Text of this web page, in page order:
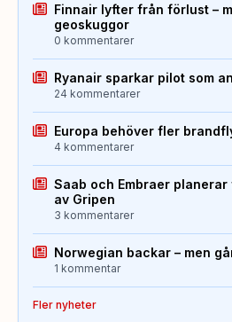
Finnair lyfter från förlust –
geoskuggor
0 kommentarer
Ryanair sparkar pilot som
24 kommentarer
Europa behöver fler
4 kommentarer
Saab och Embraer
av Gripen
3 kommentarer
Norwegian backar – men
1 kommentar
Fler nyheter